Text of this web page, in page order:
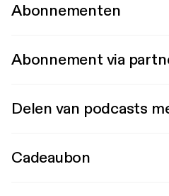
Abonnementen
Abonnement via
Delen van podcasts
Cadeaubon